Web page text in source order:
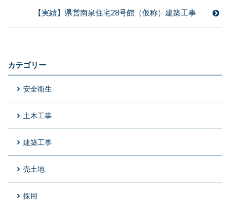
【実績】県営南泉住宅28号館（仮称）建築工事
カテゴリー
安全衛生
土木工事
建築工事
売土地
採用